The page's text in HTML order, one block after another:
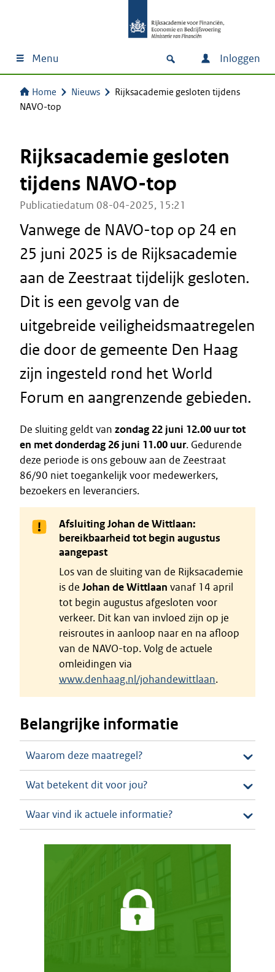
Menu Inloggen
Home Nieuws
Rijksacademie gesloten tijdens
NAVO-top
Rijksacademie gesloten
tijdens NAVO-top
Publicatiedatum 08-04-2025, 15:21
Vanwege de NAVO-top op 24 en
25 juni 2025 is de Rijksacademie
aan de Zeestraat tijdelijk gesloten.
Dit is een gevolg van de
uitgebreide veiligheidsmaatregelen
die door de gemeente Den Haag
zijn ingesteld rond het World
Forum en aangrenzende gebieden.
De sluiting geldt van zondag 22 juni 12.00 uur tot
en met donderdag 26 juni 11.00 uur. Gedurende
deze periode is ons gebouw aan de Zeestraat
86/90 niet toegankelijk voor medewerkers,
bezoekers en leveranciers.
Afsluiting Johan de Wittlaan:
bereikbaarheid tot begin augustus
aangepast
Los van de sluiting van de Rijksacademie
is de Johan de Wittlaan vanaf 14 april
tot begin augustus afgesloten voor
verkeer. Dit kan van invloed zijn op je
reisroutes in aanloop naar en na afloop
van de NAVO-top. Volg de actuele
omleidingen via
www.denhaag.nl/johandewittlaan.
Belangrijke informatie
Waarom deze maatregel?
Wat betekent dit voor jou?
Waar vind ik actuele informatie?